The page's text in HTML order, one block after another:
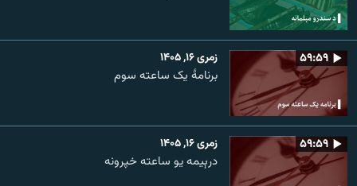
۵۹:۵۹ زمری ۱۶, ۱۴۰۵
برنامۀ یک ساعته سوم
۵۹:۵۹ زمری ۱۶, ۱۴۰۵
درېیمه یو ساعته خپرونه